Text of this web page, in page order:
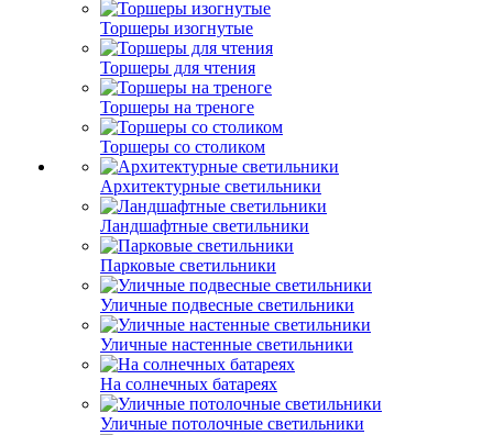
Торшеры изогнутые
Торшеры для чтения
Торшеры на треноге
Торшеры со столиком
Архитектурные светильники
Ландшафтные светильники
Парковые светильники
Уличные подвесные светильники
Уличные настенные светильники
На солнечных батареях
Уличные потолочные светильники